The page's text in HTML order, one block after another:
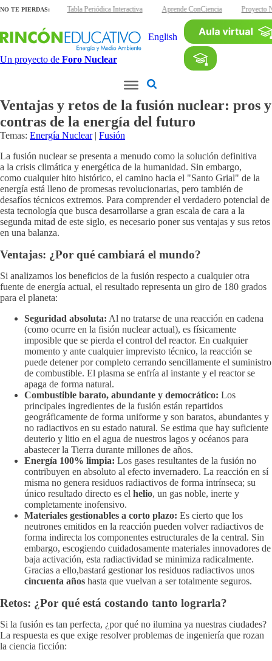
NO TE PIERDAS:
interactivas Tabla Periódica Interactiva Aprende ConCiencia Proyecto
Un proyecto de Foro Nuclear
English
Ventajas y retos de la fusión nuclear: pros y
contras de la energía del futuro
Temas: Energía Nuclear| Fusión
La fusión nuclear se presenta a menudo como la solución definitiva
a la crisis climática y energética de la humanidad. Sin embargo,
como cualquier hito histórico, el camino hacia el "Santo Grial" de la
energía está lleno de promesas revolucionarias, pero también de
desafíos técnicos extremos. Para comprender el verdadero potencial de
esta tecnología que busca desarrollarse a gran escala de cara a la
segunda mitad de este siglo, es necesario poner sus ventajas y sus retos
en una balanza.
Ventajas: ¿Por qué cambiará el mundo?
Si analizamos los beneficios de la fusión respecto a cualquier otra
fuente de energía actual, el resultado representa un giro de 180 grados
para el planeta:
Seguridad absoluta: Al no tratarse de una reacción en cadena
(como ocurre en la fisión nuclear actual), es físicamente
imposible que se pierda el control del reactor. En cualquier
momento y ante cualquier imprevisto técnico, la reacción se
puede detener por completo cerrando sencillamente el suministro
de combustible. El plasma se enfría al instante y el reactor se
apaga de forma natural.
Combustible barato, abundante y democrático: Los
principales ingredientes de la fusión están repartidos
geográficamente de forma uniforme y son baratos, abundantes y
no radiactivos en su estado natural. Se estima que hay suficiente
deuterio y litio en el agua de nuestros lagos y océanos para
abastecer la Tierra durante millones de años.
Energía 100% limpia: Los gases resultantes de la fusión no
contribuyen en absoluto al efecto invernadero. La reacción en sí
misma no genera residuos radiactivos de forma intrínseca; su
único resultado directo es el helio, un gas noble, inerte y
completamente inofensivo.
Materiales gestionables a corto plazo: Es cierto que los
neutrones emitidos en la reacción pueden volver radiactivos de
forma indirecta los componentes estructurales de la central. Sin
embargo, escogiendo cuidadosamente materiales innovadores de
baja activación, esta radiactividad se minimiza radicalmente.
Gracias a ello,bastará gestionar los residuos radiactivos unos
cincuenta años hasta que vuelvan a ser totalmente seguros.
Retos: ¿Por qué está costando tanto lograrla?
Si la fusión es tan perfecta, ¿por qué no ilumina ya nuestras ciudades?
La respuesta es que exige resolver problemas de ingeniería que rozan
la ciencia ficción: